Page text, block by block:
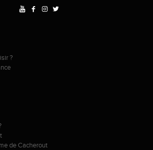
?
de Cacherout